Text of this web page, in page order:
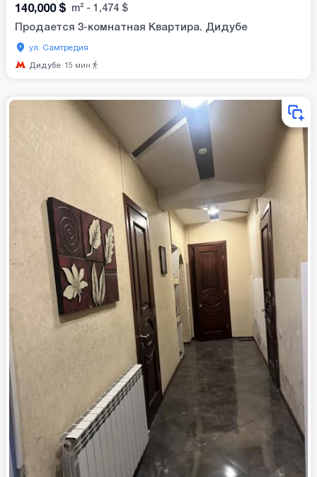
140,000 $ m² - 1,474 $
Продается 3-комнатная Квартира. Дидубе
ул. Самтредия
Дидубе 15 мин